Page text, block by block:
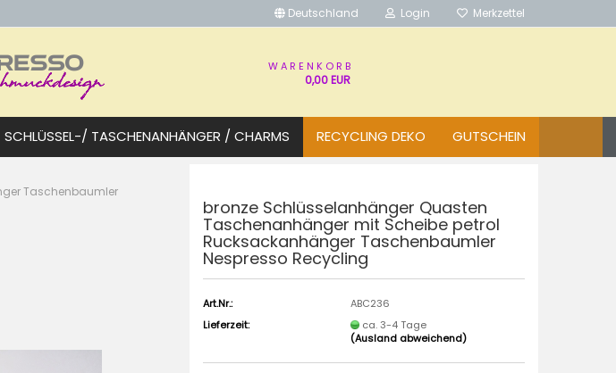
Deutschland Login Merkzettel
W A R E N K O R B
0,00 EUR
SCHLÜSSEL-/ TASCHENANHÄNGER / CHARMS RECYCLING DEKO GUTSCHEIN
Taschenbaumler
bronze Schlüsselanhänger Quasten
Taschenanhänger mit Scheibe petrol
Rucksackanhänger Taschenbaumler
Nespresso Recycling
Art.Nr.:
ABC236
Lieferzeit:
ca. 3-4 Tage
(Ausland abweichend)